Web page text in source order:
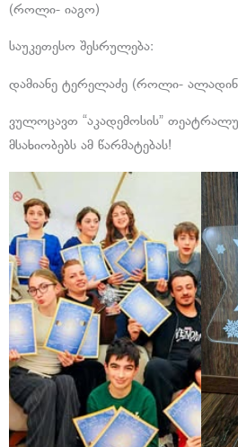
(როლი- იაგო)
საუკეთესო შესრულება:
დამიანე ტერელაძე (როლი-
ვულოცავთ “აკადემოსის”
მსახიობებს ამ წარმატებას!